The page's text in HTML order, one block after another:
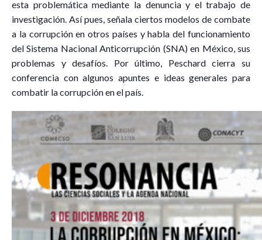
esta problemática mediante la denuncia y el trabajo de
investigación. Así pues, señala ciertos modelos de combate
a la corrupción en otros países y habla del funcionamiento
del Sistema Nacional Anticorrupción (SNA) en México, sus
problemas y desafíos. Por último, Peschard cierra su
conferencia con algunos apuntes e ideas generales para
combatir la corrupción en el país.